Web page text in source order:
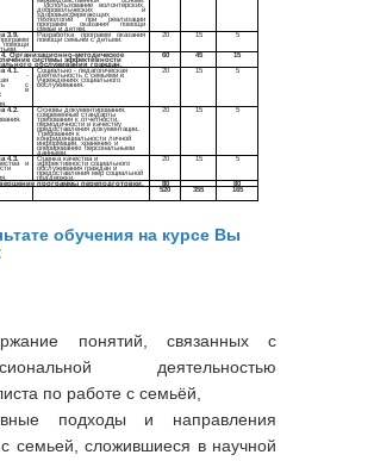
обучения на курсе Вы
понятий, связанных с
деятельностью
по работе с семьёй,
подходы и направления
семьей, сложившиеся в научной